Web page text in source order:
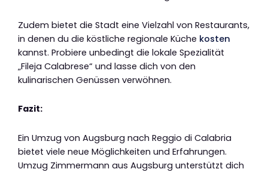
Zudem bietet die Stadt eine Vielzahl von Restaurants,
in denen du die köstliche regionale Küche kosten
kannst. Probiere unbedingt die lokale Spezialität
„Fileja Calabrese“ und lasse dich von den
kulinarischen Genüssen verwöhnen.
Fazit:
Ein Umzug von Augsburg nach Reggio di Calabria
bietet viele neue Möglichkeiten und Erfahrungen.
Umzug Zimmermann aus Augsburg unterstützt dich